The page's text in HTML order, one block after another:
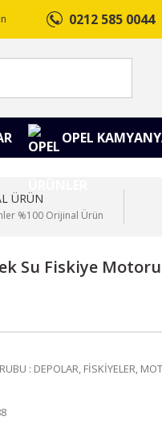
0212 585 0044
OPEL
ÜRÜN
%100 Orijinal Ürün
Su Fiskiye
: DEPOLAR, FİSKİYELER,